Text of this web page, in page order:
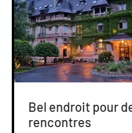
Bel endroit pour
rencontres